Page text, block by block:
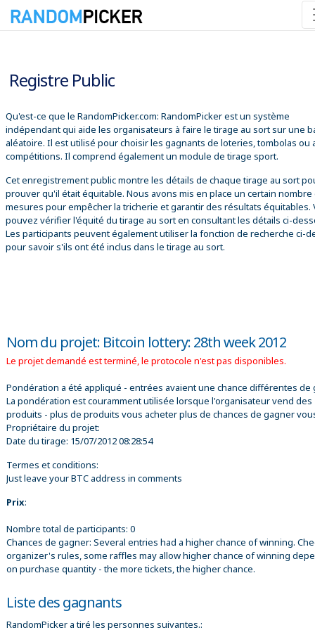
Registre Public
Qu'est-ce que le RandomPicker.com: RandomPicker est un système
indépendant qui aide les organisateurs à faire le tirage au sort sur une
aléatoire. Il est utilisé pour choisir les gagnants de loteries, tombolas ou
compétitions. Il comprend également un module de tirage sport.
Cet enregistrement public montre les détails de chaque tirage au sort
prouver qu'il était équitable. Nous avons mis en place un certain nombre
mesures pour empêcher la tricherie et garantir des résultats équitables.
pouvez vérifier l'équité du tirage au sort en consultant les détails ci-
Les participants peuvent également utiliser la fonction de recherche ci-
pour savoir s'ils ont été inclus dans le tirage au sort.
Nom du projet: Bitcoin lottery: 28th week 2012
Le projet demandé est terminé, le protocole n'est pas disponibles.
Pondération a été appliqué - entrées avaient une chance différentes de
La pondération est couramment utilisée lorsque l'organisateur vend des
produits - plus de produits vous acheter plus de chances de gagner
Propriétaire du projet:
Date du tirage: 15/07/2012 08:28:54
Termes et conditions:
Just leave your BTC address in comments
Prix:
Nombre total de participants: 0
Chances de gagner: Several entries had a higher chance of winning.
organizer's rules, some raffles may allow higher chance of winning
on purchase quantity - the more tickets, the higher chance.
Liste des gagnants
RandomPicker a tiré les personnes suivantes.: